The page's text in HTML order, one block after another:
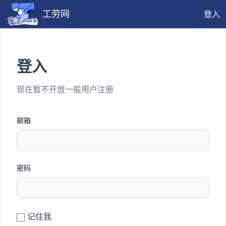
工劳网 登入
登入
现在暂不开放一般用户注册
邮箱
密码
记住我